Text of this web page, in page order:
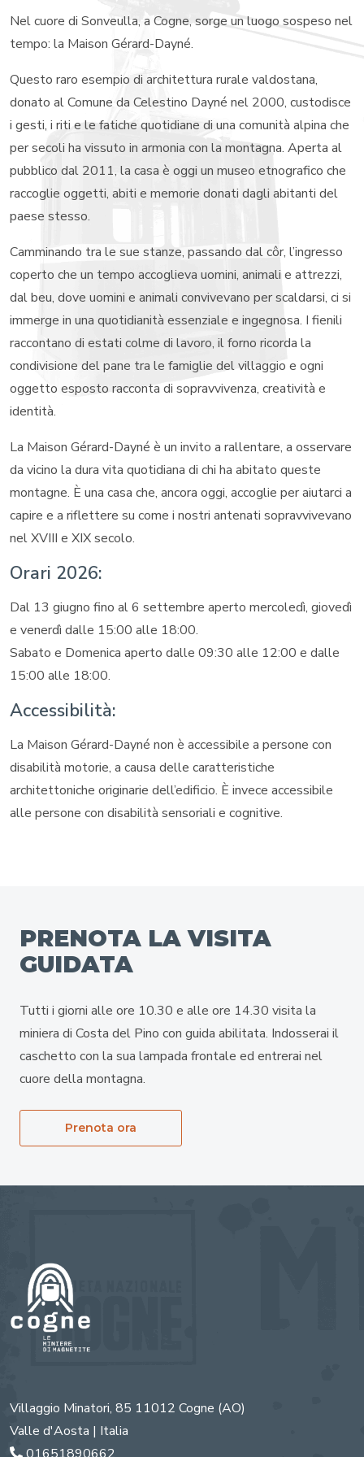
Nel cuore di Sonveulla, a Cogne, sorge un luogo sospeso nel
tempo: la Maison Gérard-Dayné.
Questo raro esempio di architettura rurale valdostana,
donato al Comune da Celestino Dayné nel 2000, custodisce
i gesti, i riti e le fatiche quotidiane di una comunità alpina che
per secoli ha vissuto in armonia con la montagna. Aperta al
pubblico dal 2011, la casa è oggi un museo etnografico che
raccoglie oggetti, abiti e memorie donati dagli abitanti del
paese stesso.
Camminando tra le sue stanze, passando dal côr, l’ingresso
coperto che un tempo accoglieva uomini, animali e attrezzi,
dal beu, dove uomini e animali convivevano per scaldarsi, ci si
immerge in una quotidianità essenziale e ingegnosa. I fienili
raccontano di estati colme di lavoro, il forno ricorda la
condivisione del pane tra le famiglie del villaggio e ogni
oggetto esposto racconta di sopravvivenza, creatività e
identità.
La Maison Gérard-Dayné è un invito a rallentare, a osservare
da vicino la dura vita quotidiana di chi ha abitato queste
montagne. È una casa che, ancora oggi, accoglie per aiutarci a
capire e a riflettere su come i nostri antenati sopravvivevano
nel XVIII e XIX secolo.
Orari 2026:
Dal 13 giugno fino al 6 settembre aperto mercoledì, giovedì
e venerdì dalle 15:00 alle 18:00.
Sabato e Domenica aperto dalle 09:30 alle 12:00 e dalle
15:00 alle 18:00.
Accessibilità:
La Maison Gérard-Dayné non è accessibile a persone con
disabilità motorie, a causa delle caratteristiche
architettoniche originarie dell’edificio. È invece accessibile
alle persone con disabilità sensoriali e cognitive.
PRENOTA LA VISITA
GUIDATA
Tutti i giorni alle ore 10.30 e alle ore 14.30 visita la
miniera di Costa del Pino con guida abilitata. Indosserai il
caschetto con la sua lampada frontale ed entrerai nel
cuore della montagna.
Prenota ora
Villaggio Minatori, 85 11012 Cogne (AO)
Valle d'Aosta | Italia
01651890662